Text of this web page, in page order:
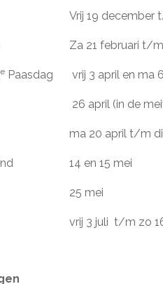
Vrij 19 december
Za 21 februari t/
e Paasdag vrij 3 april en ma
26 april (in de
ma 20 april t/m
14 en 15 mei
25 mei
vrij 3 juli t/m zo